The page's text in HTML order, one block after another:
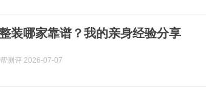
装哪家靠谱？我的亲身经验分享
测评 2026-07-07